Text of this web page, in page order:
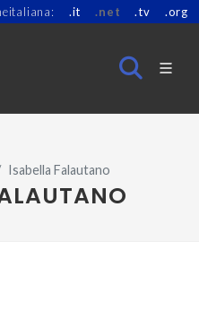
.it .net .tv .org
Isabella Falautano